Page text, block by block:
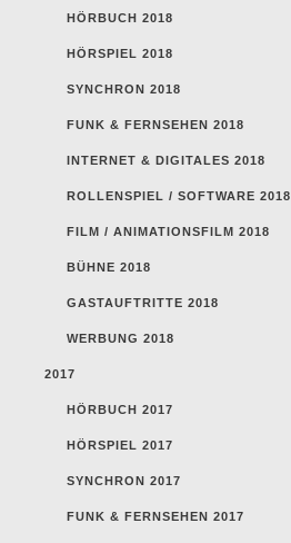
HÖRBUCH 2018
HÖRSPIEL 2018
SYNCHRON 2018
FUNK & FERNSEHEN 2018
INTERNET & DIGITALES 2018
ROLLENSPIEL / SOFTWARE 2018
FILM / ANIMATIONSFILM 2018
BÜHNE 2018
GASTAUFTRITTE 2018
WERBUNG 2018
2017
HÖRBUCH 2017
HÖRSPIEL 2017
SYNCHRON 2017
FUNK & FERNSEHEN 2017